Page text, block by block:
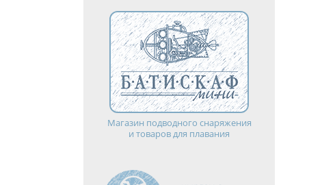
Магазин подводного снаряжения
и товаров для плавания